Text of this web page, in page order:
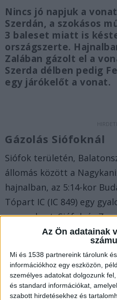
Az Ön adatainak
Mi és 1538 partnereink tárolunk
információkhoz egy eszközön,
személyes adatokat dolgozunk
és standard információkat,
szabott hirdetésekhez és
Nincs jó napjuk a
Szerdán, a szokásos
3 baleset miatt is
országszerte.
Zalában gázolt el a
Szerda délben pedig
egy járókelőt a vonat.
Gázolás Siófoknál
Siófok területén,
állomás között a
hajnalban, az 5:14-kor
Tópart IC (IC 849) egy
egy embert. Siófok és
forgalom, a vonatok
a dél-balatoni vonalon
perccel hosszabb eljutási
Helyre állt a